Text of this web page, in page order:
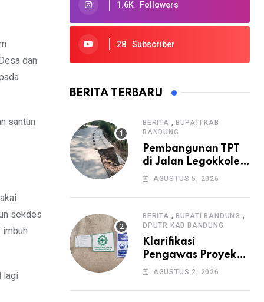
dan
santun
sekdes
imbuh
lagi
1.6K Followers
28 Subscriber
BERITA TERBARU
BERITA , BUPATI KAB
BANDUNG
Pembangunan TPT
di Jalan Legokkole
Rawabogo Disorot
Tanpa Papan
Informasi Proyek
AGUSTUS 5, 2026
BERITA , BUPATI BANDUNG ,
DPUTR KAB BANDUNG
Klarifikasi
Pengawas Proyek
Citiis Terkait
Pengawasan K3
AGUSTUS 2, 2026